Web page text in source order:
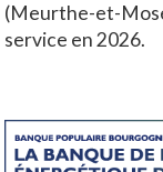
(Meurthe-et-
service en 2026.